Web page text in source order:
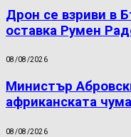
Дрон се взриви в
оставка Румен
08/08/2026
Министър
африканската
08/08/2026